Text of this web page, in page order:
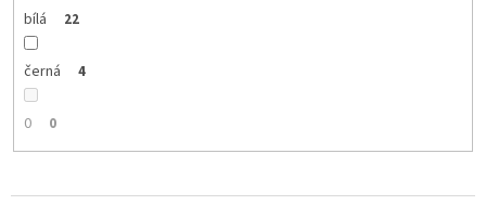
bílá 22
černá 4
0 0